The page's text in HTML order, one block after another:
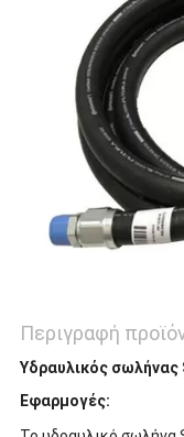
PRIVACY
POLICY
Περιγραφή
Υδραυλικός σωλήνας
Εφαρμογές: